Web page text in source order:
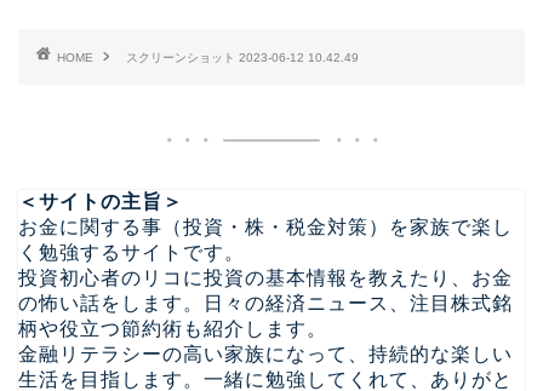
HOME スクリーンショット 2023-06-12 10.42.49
＜サイトの主旨＞
お金に関する事（投資・株・税金対策）を家族で楽し
く勉強するサイトです。
投資初心者のリコに投資の基本情報を教えたり、お金
の怖い話をします。日々の経済ニュース、注目株式銘
柄や役立つ節約術も紹介します。
金融リテラシーの高い家族になって、持続的な楽しい
生活を目指します。一緒に勉強してくれて、ありがと